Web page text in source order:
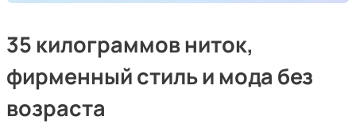
35 килограммов ниток,
фирменный стиль и мода без
возраста